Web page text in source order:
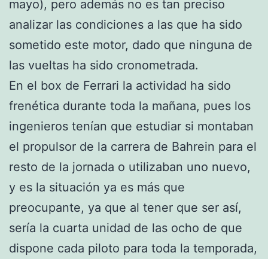
mayo), pero además no es tan preciso
analizar las condiciones a las que ha sido
sometido este motor, dado que ninguna de
las vueltas ha sido cronometrada.
En el box de Ferrari la actividad ha sido
frenética durante toda la mañana, pues los
ingenieros tenían que estudiar si montaban
el propulsor de la carrera de Bahrein para el
resto de la jornada o utilizaban uno nuevo,
y es la situación ya es más que
preocupante, ya que al tener que ser así,
sería la cuarta unidad de las ocho de que
dispone cada piloto para toda la temporada,